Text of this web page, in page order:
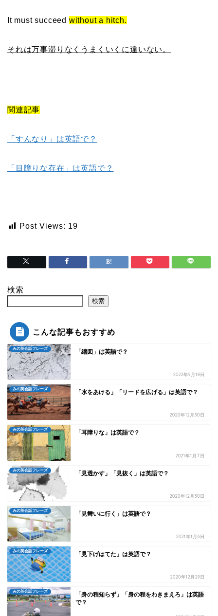
It must succeed without a hitch.
それは万事滞りなくうまくいくに違いない。
関連記事
「すんなり」は英語で？
「目障りな存在」は英語で？
Post Views: 19
検索
検索
こんな記事もおすすめ
みの英会話フレーズ 「縮図」は英語で？
2022年9月18日
みの英会話フレーズ 「水をあける」「リードを広げる」は英語で？
2020年12月30日
みの英会話フレーズ 「耳障りな」は英語で？
2021年1月7日
みの英会話フレーズ 「見透かす」「見抜く」は英語で？
2020年12月30日
みの英会話フレーズ 「見舞いに行く」は英語で？
2021年1月6日
みの英会話フレーズ 「見下げはてた」は英語で？
2020年12月29日
みの英会話フレーズ
「身の程知らず」「身の程をわきまえろ」は英語
で？